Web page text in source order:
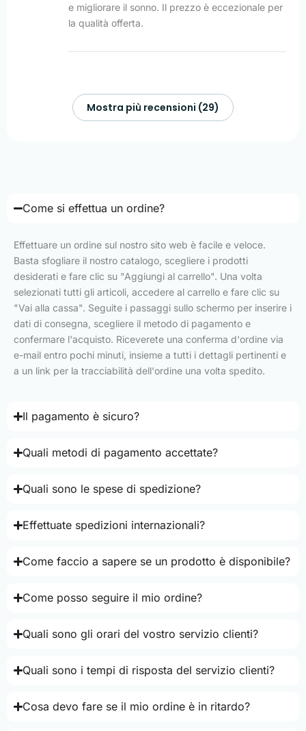
e migliorare il sonno. Il prezzo è eccezionale per
la qualità offerta.
Mostra più recensioni (29)
Come si effettua un ordine?
Effettuare un ordine sul nostro sito web è facile e veloce.
Basta sfogliare il nostro catalogo, scegliere i prodotti
desiderati e fare clic su "Aggiungi al carrello". Una volta
selezionati tutti gli articoli, accedere al carrello e fare clic su
"Vai alla cassa". Seguite i passaggi sullo schermo per inserire i
dati di consegna, scegliere il metodo di pagamento e
confermare l'acquisto. Riceverete una conferma d'ordine via
e-mail entro pochi minuti, insieme a tutti i dettagli pertinenti e
a un link per la tracciabilità dell'ordine una volta spedito.
Il pagamento è sicuro?
Quali metodi di pagamento accettate?
Quali sono le spese di spedizione?
Effettuate spedizioni internazionali?
Come faccio a sapere se un prodotto è disponibile?
Come posso seguire il mio ordine?
Quali sono gli orari del vostro servizio clienti?
Quali sono i tempi di risposta del servizio clienti?
Cosa devo fare se il mio ordine è in ritardo?